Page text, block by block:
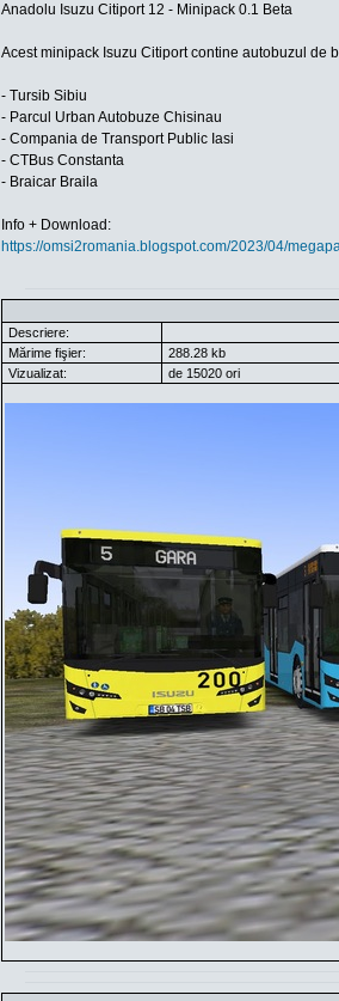
Anadolu Isuzu Citiport 12 - Minipack 0.1 Beta
Acest minipack Isuzu Citiport contine autobuzul de
- Tursib Sibiu
- Parcul Urban Autobuze Chisinau
- Compania de Transport Public Iasi
- CTBus Constanta
- Braicar Braila
Info + Download:
https://omsi2romania.blogspot.com/2023/04/
Descriere:
Mărime fişier:
288.28 kb
Vizualizat:
de 15020 ori